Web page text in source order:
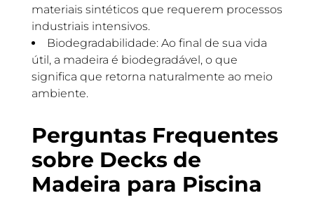
materiais sintéticos que requerem processos
industriais intensivos.
Biodegradabilidade: Ao final de sua vida
útil, a madeira é biodegradável, o que
significa que retorna naturalmente ao meio
ambiente.
Perguntas Frequentes
sobre Decks de
Madeira para Piscina